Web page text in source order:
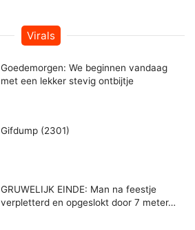
Virals
Goedemorgen: We beginnen vandaag
met een lekker stevig ontbijtje
Gifdump (2301)
GRUWELIJK EINDE: Man na feestje
verpletterd en opgeslokt door 7 meter…